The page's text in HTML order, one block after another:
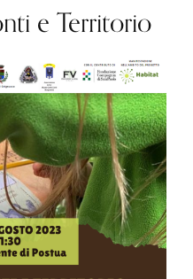
e Territorio